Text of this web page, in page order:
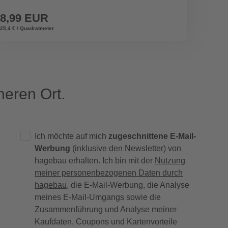
8,99 EUR
25,4 € / Quadratmeter
Ort.
Ich möchte auf mich zugeschnittene E-Mail-
Werbung (inklusive den Newsletter) von
hagebau erhalten. Ich bin mit der Nutzung
meiner personenbezogenen Daten durch
hagebau, die E-Mail-Werbung, die Analyse
meines E-Mail-Umgangs sowie die
Zusammenführung und Analyse meiner
Kaufdaten, Coupons und Kartenvorteile